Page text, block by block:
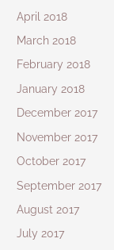
April 2018
March 2018
February 2018
January 2018
December 2017
November 2017
October 2017
September 2017
August 2017
July 2017